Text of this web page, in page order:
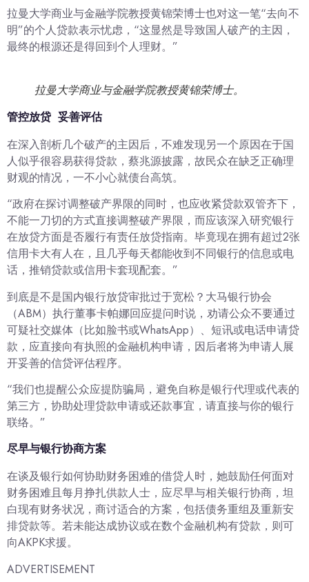
拉曼大学商业与金融学院教授黄锦荣博士也对这一笔“去向不
明”的个人贷款表示忧虑，“这显然是导致国人破产的主因，
最终的根源还是得回到个人理财。”
拉曼大学商业与金融学院教授黄锦荣博士。
管控放贷 妥善评估
在深入剖析几个破产的主因后，不难发现另一个原因在于国
人似乎很容易获得贷款，蔡兆源披露，故民众在缺乏正确理
财观的情况，一不小心就债台高筑。
“政府在探讨调整破产界限的同时，也应收紧贷款双管齐下，
不能一刀切的方式直接调整破产界限，而应该深入研究银行
在放贷方面是否履行有责任放贷指南。毕竟现在拥有超过2张
信用卡大有人在，且几乎每天都能收到不同银行的信息或电
话，推销贷款或信用卡套现配套。”
到底是不是国内银行放贷审批过于宽松？大马银行协会
（ABM）执行董事卡帕娜回应提问时说，劝请公众不要通过
可疑社交媒体（比如脸书或WhatsApp）、短讯或电话申请贷
款，应直接向有执照的金融机构申请，因后者将为申请人展
开妥善的信贷评估程序。
“我们也提醒公众应提防骗局，避免自称是银行代理或代表的
第三方，协助处理贷款申请或还款事宜，请直接与你的银行
联络。”
尽早与银行协商方案
在谈及银行如何协助财务困难的借贷人时，她鼓励任何面对
财务困难且每月挣扎供款人士，应尽早与相关银行协商，坦
白现有财务状况，商讨适合的方案，包括债务重组及重新安
排贷款等。若未能达成协议或在数个金融机构有贷款，则可
向AKPK求援。
ADVERTISEMENT